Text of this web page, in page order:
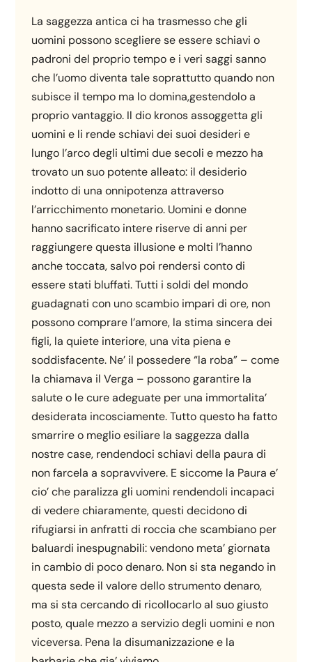
La saggezza antica ci ha trasmesso che gli
uomini possono scegliere se essere schiavi o
padroni del proprio tempo e i veri saggi sanno
che l’uomo diventa tale soprattutto quando non
subisce il tempo ma lo domina,gestendolo a
proprio vantaggio. Il dio kronos assoggetta gli
uomini e li rende schiavi dei suoi desideri e
lungo l’arco degli ultimi due secoli e mezzo ha
trovato un suo potente alleato: il desiderio
indotto di una onnipotenza attraverso
l’arricchimento monetario. Uomini e donne
hanno sacrificato intere riserve di anni per
raggiungere questa illusione e molti l’hanno
anche toccata, salvo poi rendersi conto di
essere stati bluffati. Tutti i soldi del mondo
guadagnati con uno scambio impari di ore, non
possono comprare l’amore, la stima sincera dei
figli, la quiete interiore, una vita piena e
soddisfacente. Ne’ il possedere “la roba” – come
la chiamava il Verga – possono garantire la
salute o le cure adeguate per una immortalita’
desiderata incosciamente. Tutto questo ha fatto
smarrire o meglio esiliare la saggezza dalla
nostre case, rendendoci schiavi della paura di
non farcela a sopravvivere. E siccome la Paura e’
cio’ che paralizza gli uomini rendendoli incapaci
di vedere chiaramente, questi decidono di
rifugiarsi in anfratti di roccia che scambiano per
baluardi inespugnabili: vendono meta’ giornata
in cambio di poco denaro. Non si sta negando in
questa sede il valore dello strumento denaro,
ma si sta cercando di ricollocarlo al suo giusto
posto, quale mezzo a servizio degli uomini e non
viceversa. Pena la disumanizzazione e la